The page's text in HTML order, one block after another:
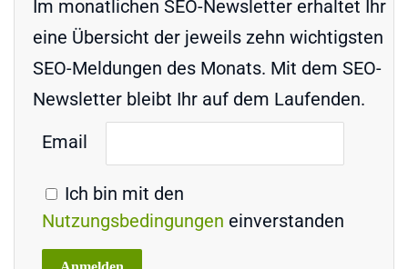
Im monatlichen SEO-Newsletter erhaltet Ihr
eine Übersicht der jeweils zehn wichtigsten
SEO-Meldungen des Monats. Mit dem SEO-
Newsletter bleibt Ihr auf dem Laufenden.
Email
Ich bin mit den
Nutzungsbedingungen einverstanden